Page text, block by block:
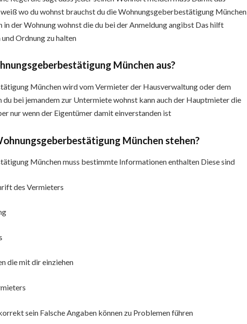
wo du wohnst brauchst du die Wohnungsgeberbestätigung München
in der Wohnung wohnst die du bei der Anmeldung angibst Das hilft
Ordnung zu halten
München aus?
München wird vom Vermieter der Hausverwaltung oder dem
bei jemandem zur Untermiete wohnst kann auch der Hauptmieter die
nur wenn der Eigentümer damit einverstanden ist
München stehen?
München muss bestimmte Informationen enthalten Diese sind
des Vermieters
die mit dir einziehen
sein Falsche Angaben können zu Problemen führen